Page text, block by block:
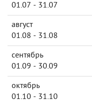
01.07 - 31.07
август
01.08 - 31.08
сентябрь
01.09 - 30.09
октябрь
01.10 - 31.10